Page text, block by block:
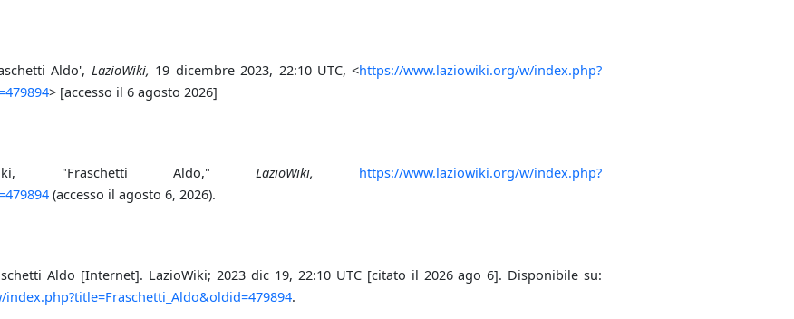
Aldo', LazioWiki, 19 dicembre 2023, 22:10 UTC, <https://www.laziowiki.org/w/index.php?
> [accesso il 6 agosto 2026]
"Fraschetti Aldo,"LazioWiki,
https://www.laziowiki.org/w/index.php?
(accesso il agosto 6, 2026).
Aldo [Internet]. LazioWiki; 2023 dic 19, 22:10 UTC [citato il 2026 ago 6]. Disponibile su:
.